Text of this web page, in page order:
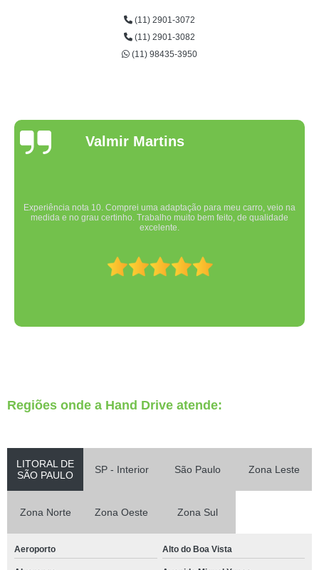
(11) 2901-3072
(11) 2901-3082
(11) 98435-3950
Valmir Martins
Experiência nota 10. Comprei uma adaptação para meu carro, veio na
medida e no grau certinho. Trabalho muito bem feito, de qualidade
excelente.
Regiões onde a Hand Drive atende:
LITORAL DE
SÃO PAULO
SP - Interior São Paulo Zona Leste
Zona Norte Zona Oeste Zona Sul
Aeroporto Alto do Boa Vista